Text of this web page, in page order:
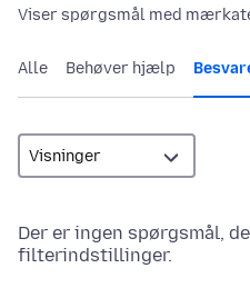
Viser spørgsmål med
Alle Behøver hjælp
Der er ingen spørgsmål,
filterindstillinger.